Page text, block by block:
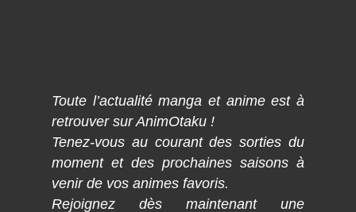
Toute l’actualité manga et anime est à
retrouver sur AnimOtaku !
Tenez-vous au courant des sorties du
moment et des prochaines saisons à
venir de vos animes favoris.
Rejoignez dès maintenant une